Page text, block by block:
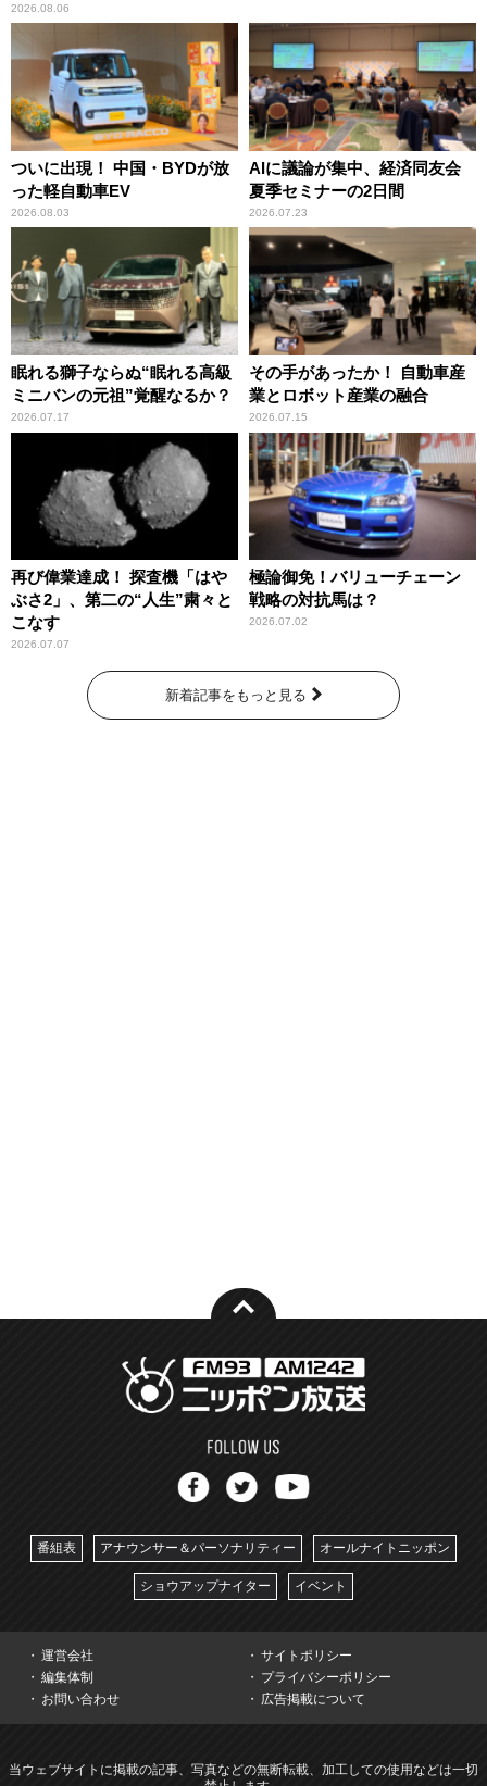
2026.08.06
ついに出現！ 中国・BYDが放
った軽自動車EV
2026.08.03
AIに議論が集中、経済同友会
夏季セミナーの2日間
2026.07.23
眠れる獅子ならぬ“眠れる高級
ミニバンの元祖”覚醒なるか？
2026.07.17
その手があったか！ 自動車産
業とロボット産業の融合
2026.07.15
再び偉業達成！ 探査機「はや
ぶさ2」、第二の“人生”粛々と
こなす
2026.07.07
極論御免！バリューチェーン
戦略の対抗馬は？
2026.07.02
新着記事をもっと見る
番組表 アナウンサー＆パーソナリティー オールナイトニッポン
ショウアップナイター イベント
運営会社
サイトポリシー
編集体制
プライバシーポリシー
お問い合わせ
広告掲載について
当ウェブサイトに掲載の記事、写真などの無断転載、加工しての使用などは一切